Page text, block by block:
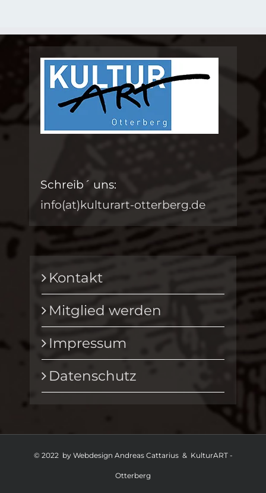
Schreib´ uns:
info(at)kulturart-otterberg.de
Kontakt
Mitglied werden
Impressum
Datenschutz
© 2022 by Webdesign Andreas Cattarius & KulturART -
Otterberg